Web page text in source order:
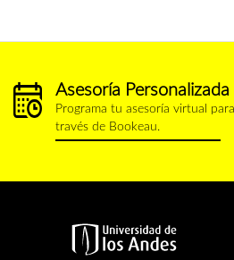
calendario.png
Asesoría Personalizada
Programa tu asesoría virtual
través de Bookeau.